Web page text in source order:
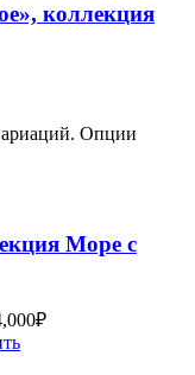
коллекция
Опции
Море с